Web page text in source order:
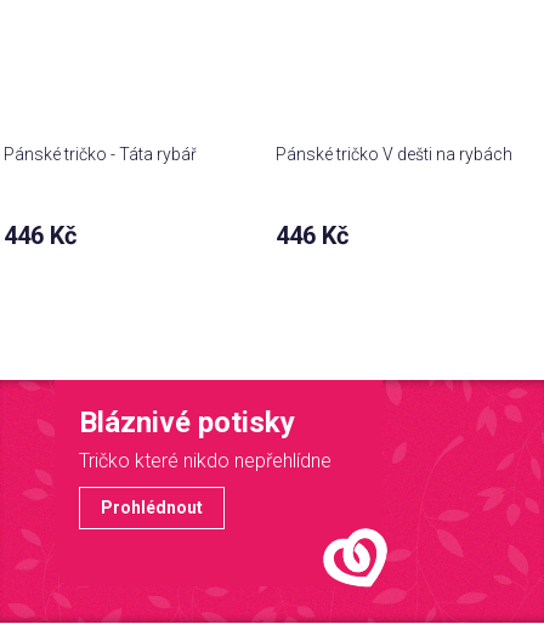
Pánské tričko - Táta rybář
446 Kč
Pánské tričko V dešti na rybách
446 Kč
Bláznivé potisky
Tričko které nikdo nepřehlídne
Prohlédnout